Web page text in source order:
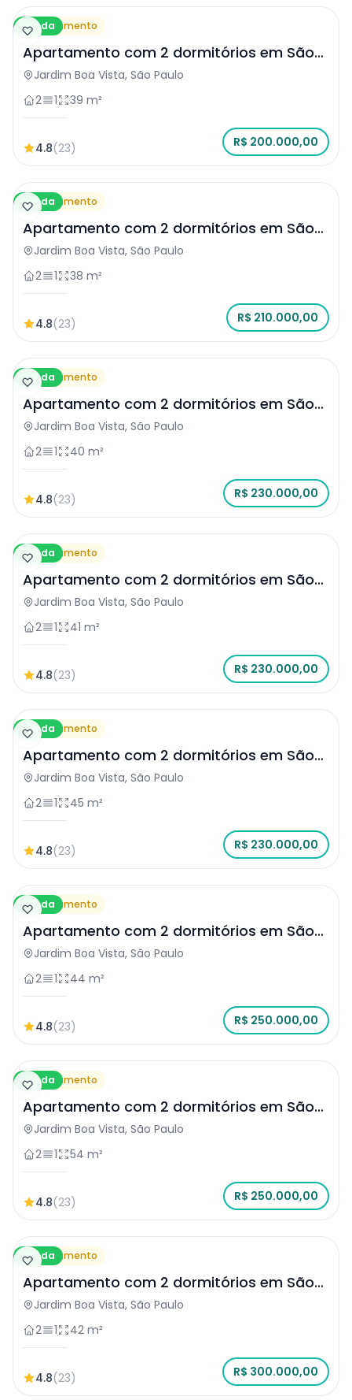
Venda
Apartamento
Apartamento com 2 dormitórios em São
Paulo
Jardim Boa Vista, São Paulo
2
1 39 m²
4.8(23) R$ 200.000,00
Venda
Apartamento
Apartamento com 2 dormitórios em São
Paulo
Jardim Boa Vista, São Paulo
2
1 38 m²
4.8(23) R$ 210.000,00
Venda
Apartamento
Apartamento com 2 dormitórios em São
Paulo
Jardim Boa Vista, São Paulo
2
1 40 m²
4.8(23) R$ 230.000,00
Venda
Apartamento
Apartamento com 2 dormitórios em São
Paulo
Jardim Boa Vista, São Paulo
2
1 41 m²
4.8(23) R$ 230.000,00
Venda
Apartamento
Apartamento com 2 dormitórios em São
Paulo
Jardim Boa Vista, São Paulo
2
1 45 m²
4.8(23) R$ 230.000,00
Venda
Apartamento
Apartamento com 2 dormitórios em São
Paulo
Jardim Boa Vista, São Paulo
2
1 44 m²
4.8(23) R$ 250.000,00
Venda
Apartamento
Apartamento com 2 dormitórios em São
Paulo
Jardim Boa Vista, São Paulo
2
1 54 m²
4.8(23) R$ 250.000,00
Venda
Apartamento
Apartamento com 2 dormitórios em São
Paulo
Jardim Boa Vista, São Paulo
2
1 42 m²
4.8(23) R$ 300.000,00